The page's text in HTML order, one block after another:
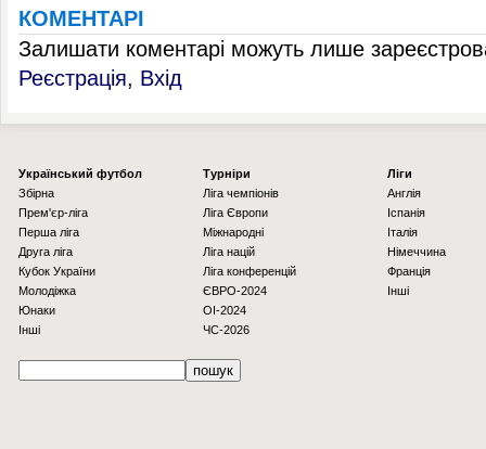
КОМЕНТАРІ
Залишати коментарі можуть лише
Реєстрація, Вхід
Українcький футбол
Збірна
Прем'єр-ліга
Перша ліга
Друга ліга
Кубок України
Молодіжка
Юнаки
Інші
Турніри
Ліга чемпіонів
Ліга Європи
Міжнародні
Ліга націй
Ліга конференцій
ЄВРО-2024
OI-2024
ЧС-2026
Ліги
Англія
Іспанія
Італія
Німеччина
Франція
Інші